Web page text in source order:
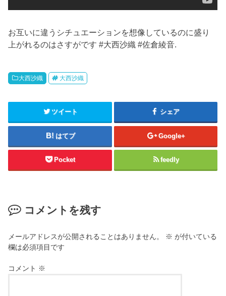
お互いに違うシチュエーションを想像しているのに盛り
上がれるのはさすがです #大西沙織 #佐倉綾音.
大西沙織 大西沙織
ツイート シェア
はてブ Google+
Pocket feedly
コメントを残す
メールアドレスが公開されることはありません。 ※ が付いている
欄は必須項目です
コメント ※